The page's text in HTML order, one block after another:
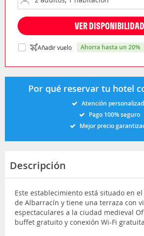
VER DISPONIBILIDAD
Añadir vuelo ahorra hasta un 20%
Por qué reservar tu hotel
Atención
Pago 100% seguro
Mejor precio
Descripción
Este establecimiento está situado en
de Albarracín y tiene una terraza con
espectaculares a la ciudad medieval
buffet gratuito y conexión Wi-Fi gratuita